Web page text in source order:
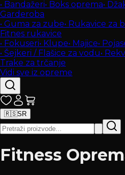
• Bandažeri• Boks oprema•
Garderoba
• Guma za zube• Rukavice za
Fitnes rukavice
• Fokuseri• Klupe• Majice•
• Šejkeri / Flašice za vodu•
Trake za trčanje
Vidi sve iz opreme
🇷🇸SR
Fitness